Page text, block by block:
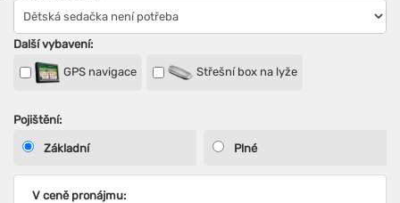
Další vybavení:
GPS navigace Střešní box na lyže
Pojištění:
Základní Plné
V ceně pronájmu: